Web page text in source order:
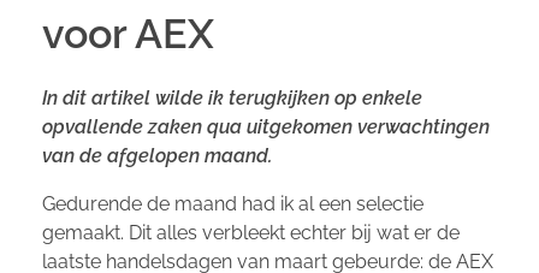
voor AEX
In dit artikel wilde ik terugkijken op enkele
opvallende zaken qua uitgekomen verwachtingen
van de afgelopen maand.
Gedurende de maand had ik al een selectie
gemaakt. Dit alles verbleekt echter bij wat er de
laatste handelsdagen van maart gebeurde: de AEX